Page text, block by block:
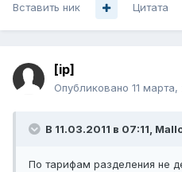
Вставить ник Цитата
[ip]
Опубликовано 11 марта,
В 11.03.2011 в 07:11,
По тарифам разделения не